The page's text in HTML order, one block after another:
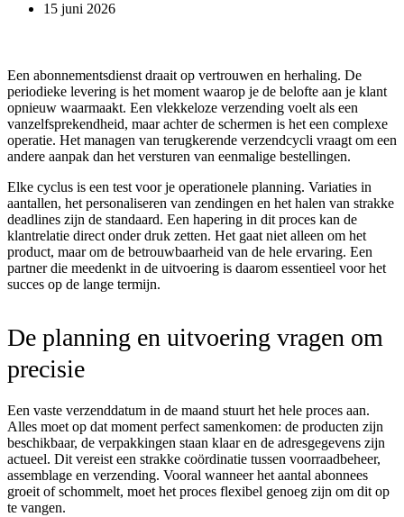
15 juni 2026
Een abonnementsdienst draait op vertrouwen en herhaling. De
periodieke levering is het moment waarop je de belofte aan je klant
opnieuw waarmaakt. Een vlekkeloze verzending voelt als een
vanzelfsprekendheid, maar achter de schermen is het een complexe
operatie. Het managen van terugkerende verzendcycli vraagt om een
andere aanpak dan het versturen van eenmalige bestellingen.
Elke cyclus is een test voor je operationele planning. Variaties in
aantallen, het personaliseren van zendingen en het halen van strakke
deadlines zijn de standaard. Een hapering in dit proces kan de
klantrelatie direct onder druk zetten. Het gaat niet alleen om het
product, maar om de betrouwbaarheid van de hele ervaring. Een
partner die meedenkt in de uitvoering is daarom essentieel voor het
succes op de lange termijn.
De planning en uitvoering vragen om
precisie
Een vaste verzenddatum in de maand stuurt het hele proces aan.
Alles moet op dat moment perfect samenkomen: de producten zijn
beschikbaar, de verpakkingen staan klaar en de adresgegevens zijn
actueel. Dit vereist een strakke coördinatie tussen voorraadbeheer,
assemblage en verzending. Vooral wanneer het aantal abonnees
groeit of schommelt, moet het proces flexibel genoeg zijn om dit op
te vangen.